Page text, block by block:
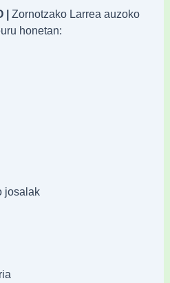
| Zornotzako Larrea auzoko
honetan:
josalak